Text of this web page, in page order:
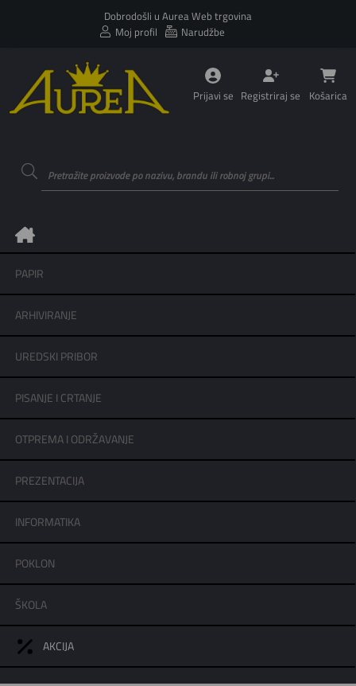
Dobrodošli u Aurea Web trgovina
Moj profil
Narudžbe
Prijavi se Registriraj se Košarica
PAPIR
ARHIVIRANJE
UREDSKI PRIBOR
PISANJE I CRTANJE
OTPREMA I ODRŽAVANJE
PREZENTACIJA
INFORMATIKA
POKLON
ŠKOLA
AKCIJA